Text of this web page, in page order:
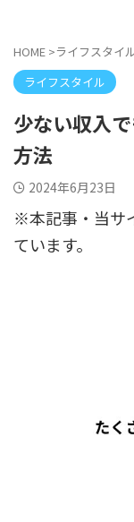
HOME >ライフスタイ
ライフスタイル
少ない収入
方法
2024年6月23日
※本記事・当サ
ています。